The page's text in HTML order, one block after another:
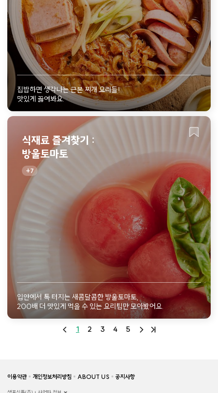
집밥하면 생각나는 근본 찌개 요리들!
맛있게 끓여봐요.
식재료 즐겨찾기 :
방울토마토
7
입안에서 톡 터지는 새콤달콤한 방울토마토,
200배 더 맛있게 먹을 수 있는 요리팁만 모아봤어요.
1 2 3 4 5
이용약관 개인정보처리방침 ABOUT US 공지사항